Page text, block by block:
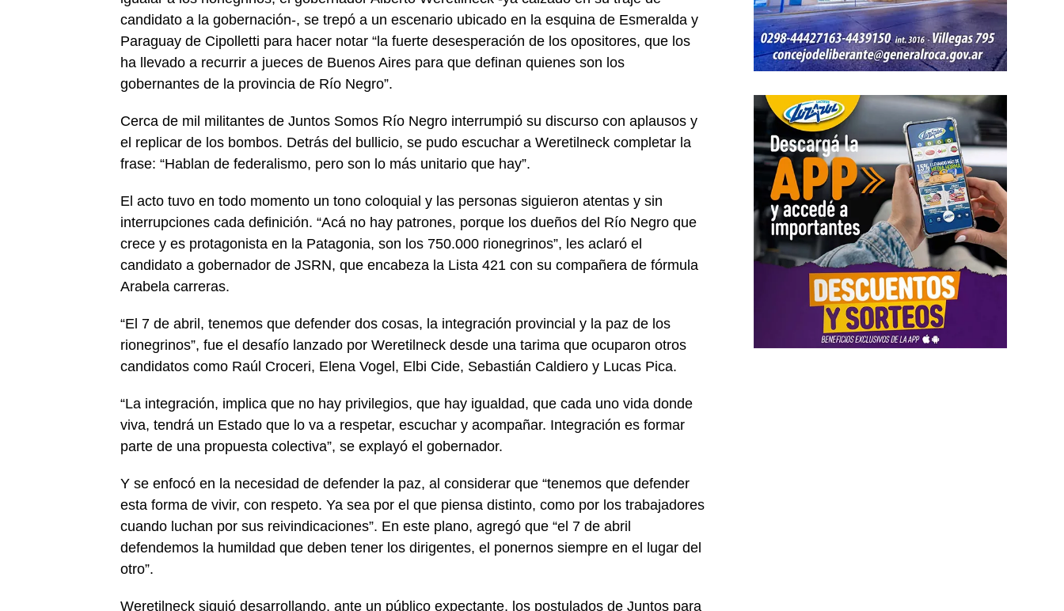
candidato a la gobernación-, se trepó a un escenario ubicado en la esquina de Esmeralda y
Paraguay de Cipolletti para hacer notar “la fuerte desesperación de los opositores, que los
ha llevado a recurrir a jueces de Buenos Aires para que definan quienes son los
gobernantes de la provincia de Río Negro”.
Cerca de mil militantes de Juntos Somos Río Negro interrumpió su discurso con aplausos y
el replicar de los bombos. Detrás del bullicio, se pudo escuchar a Weretilneck completar la
frase: “Hablan de federalismo, pero son lo más unitario que hay”.
El acto tuvo en todo momento un tono coloquial y las personas siguieron atentas y sin
interrupciones cada definición. “Acá no hay patrones, porque los dueños del Río Negro que
crece y es protagonista en la Patagonia, son los 750.000 rionegrinos”, les aclaró el
candidato a gobernador de JSRN, que encabeza la Lista 421 con su compañera de fórmula
Arabela carreras.
“El 7 de abril, tenemos que defender dos cosas, la integración provincial y la paz de los
rionegrinos”, fue el desafío lanzado por Weretilneck desde una tarima que ocuparon otros
candidatos como Raúl Croceri, Elena Vogel, Elbi Cide, Sebastián Caldiero y Lucas Pica.
“La integración, implica que no hay privilegios, que hay igualdad, que cada uno vida donde
viva, tendrá un Estado que lo va a respetar, escuchar y acompañar. Integración es formar
parte de una propuesta colectiva”, se explayó el gobernador.
Y se enfocó en la necesidad de defender la paz, al considerar que “tenemos que defender
esta forma de vivir, con respeto. Ya sea por el que piensa distinto, como por los trabajadores
cuando luchan por sus reivindicaciones”. En este plano, agregó que “el 7 de abril
defendemos la humildad que deben tener los dirigentes, el ponernos siempre en el lugar del
otro”.
Weretilneck siguió desarrollando, ante un público expectante, los postulados de Juntos para